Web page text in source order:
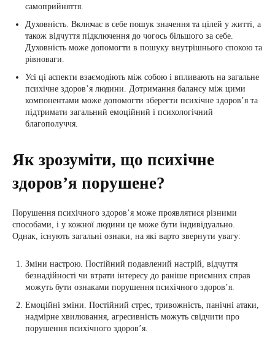
самоприйняття.
Духовність. Включає в себе пошук значення та цілей у житті, а
також відчуття підключення до чогось більшого за себе.
Духовність може допомогти в пошуку внутрішнього спокою та
рівноваги.
Усі ці аспекти взаємодіють між собою і впливають на загальне
психічне здоров’я людини. Дотримання балансу між цими
компонентами може допомогти зберегти психічне здоров’я та
підтримати загальний емоційний і психологічний
благополуччя.
Як зрозуміти, що психічне
здоров’я порушене?
Порушення психічного здоров’я може проявлятися різними
способами, і у кожної людини це може бути індивідуально.
Однак, існують загальні ознаки, на які варто звернути увагу:
Зміни настрою. Постійний подавлений настрій, відчуття
безнадійності чи втрати інтересу до раніше приємних справ
можуть бути ознаками порушення психічного здоров’я.
Емоційні зміни. Постійний стрес, тривожність, панічні атаки,
надмірне хвилювання, агресивність можуть свідчити про
порушення психічного здоров’я.